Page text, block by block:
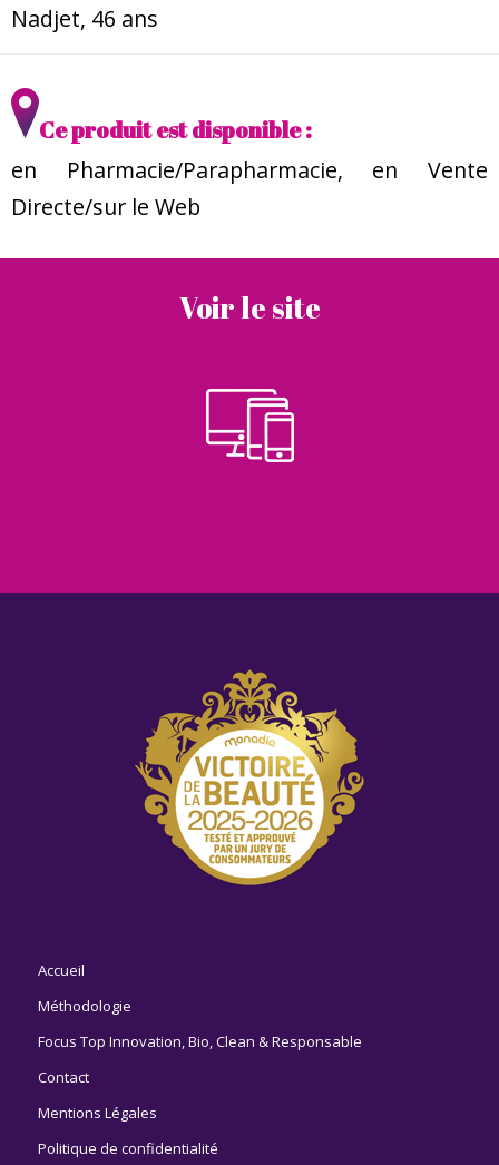
Nadjet, 46 ans
Ce produit est disponible :
en Pharmacie/Parapharmacie, en Vente
Directe/sur le Web
Voir le site
Accueil
Méthodologie
Focus Top Innovation, Bio, Clean & Responsable
Contact
Mentions Légales
Politique de confidentialité